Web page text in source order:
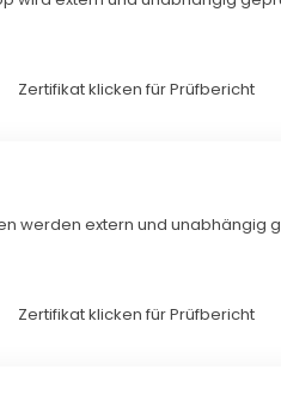
Zertifikat klicken für Prüfbericht
werden extern und unabhängig
Zertifikat klicken für Prüfbericht